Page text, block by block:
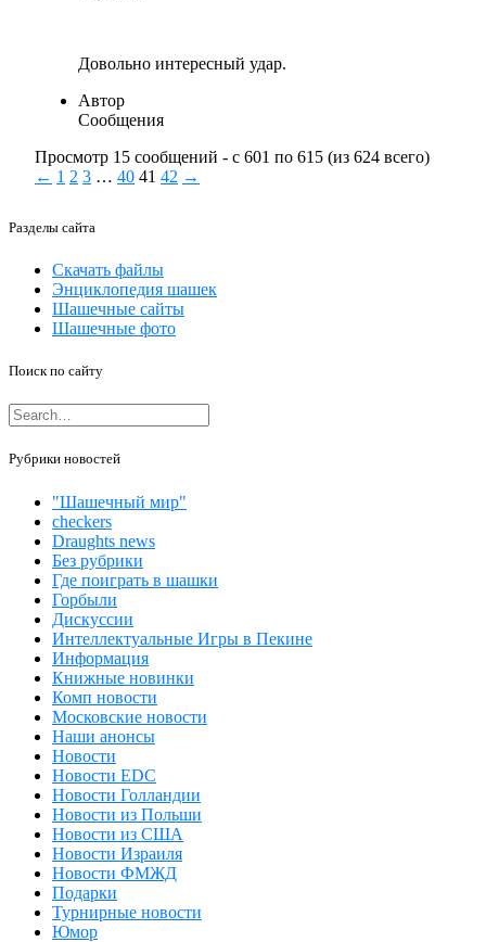
Довольно интересный удар.
Автор
Сообщения
Просмотр 15 сообщений - с 601 по 615 (из 624 всего)
← 1 2 3 … 40 41 42 →
Разделы сайта
Скачать файлы
Энциклопедия шашек
Шашечные сайты
Шашечные фото
Поиск по сайту
Рубрики новостей
"Шашечный мир"
checkers
Draughts news
Без рубрики
Где поиграть в шашки
Горбыли
Дискуссии
Интеллектуальные Игры в Пекине
Информация
Книжные новинки
Комп новости
Московские новости
Наши анонсы
Новости
Новости EDC
Новости Голландии
Новости из Польши
Новости из США
Новости Израиля
Новости ФМЖД
Подарки
Турнирные новости
Юмор